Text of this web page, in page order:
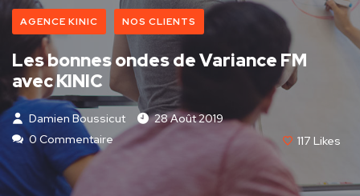
AGENCE KINIC NOS CLIENTS
Les bonnes ondes de Variance FM
avec KINIC
Damien Boussicut
28 Août 2019
0 Commentaire
117 Likes